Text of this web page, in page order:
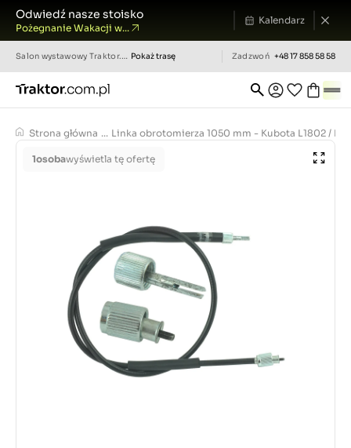
Odwiedź nasze stoisko
Pożegnanie Wakacji w...
Kalendarz
Salon wystawowy Traktor.com.pl Pokaż trasę Zadzwoń +48 17 858 58 58
Strona główna ... Linka obrotomierza 1050 mm - Kubota L1802 /
1osobawyświetla tę ofertę